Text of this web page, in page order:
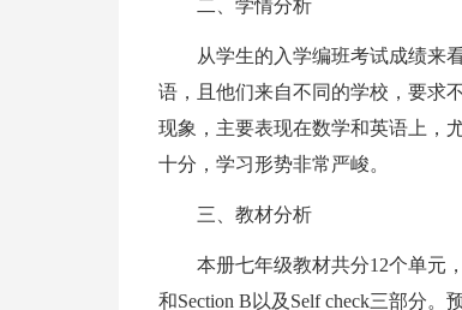
二、学情分析
从学生的入学编班考试成绩来
语，且他们来自不同的学校，要求
现象，主要表现在数学和英语上，
十分，学习形势非常严峻。
三、教材分析
本册七年级教材共分12个单元
和Section B以及Self check三部分